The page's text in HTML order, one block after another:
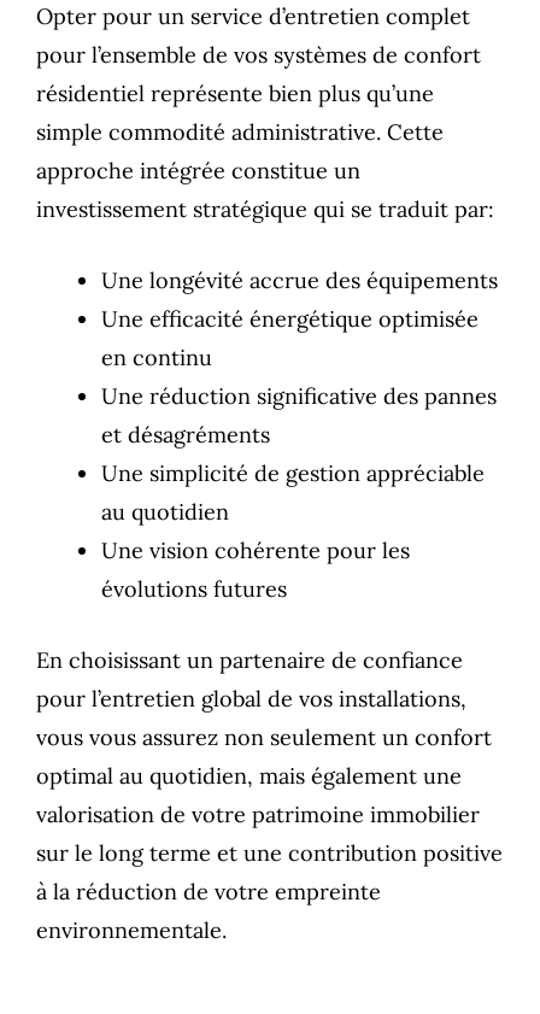
Opter pour un service d’entretien complet
pour l’ensemble de vos systèmes de confort
résidentiel représente bien plus qu’une
simple commodité administrative. Cette
approche intégrée constitue un
investissement stratégique qui se traduit par:
Une longévité accrue des équipements
Une efficacité énergétique optimisée
en continu
Une réduction significative des pannes
et désagréments
Une simplicité de gestion appréciable
au quotidien
Une vision cohérente pour les
évolutions futures
En choisissant un partenaire de confiance
pour l’entretien global de vos installations,
vous vous assurez non seulement un confort
optimal au quotidien, mais également une
valorisation de votre patrimoine immobilier
sur le long terme et une contribution positive
à la réduction de votre empreinte
environnementale.